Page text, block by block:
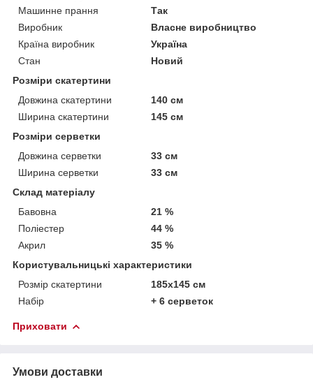
Машинне прання
Так
Виробник
Власне виробництво
Країна виробник
Україна
Стан
Новий
Розміри скатертини
Довжина скатертини
140 см
Ширина скатертини
145 см
Розміри серветки
Довжина серветки
33 см
Ширина серветки
33 см
Склад матеріалу
Бавовна
21 %
Поліестер
44 %
Акрил
35 %
Користувальницькі характеристики
Розмір скатертини
185х145 см
Набір
+ 6 серветок
Приховати
Умови доставки